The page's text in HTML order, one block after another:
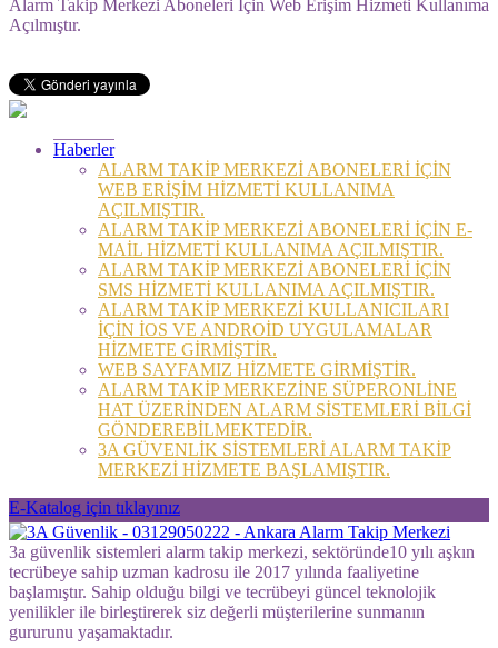
Alarm Takip Merkezi Aboneleri İçin Web Erişim Hizmeti Kullanıma
Açılmıştır.
Haberler
ALARM TAKİP MERKEZİ ABONELERİ İÇİN
WEB ERİŞİM HİZMETİ KULLANIMA
AÇILMIŞTIR.
ALARM TAKİP MERKEZİ ABONELERİ İÇİN E-
MAİL HİZMETİ KULLANIMA AÇILMIŞTIR.
ALARM TAKİP MERKEZİ ABONELERİ İÇİN
SMS HİZMETİ KULLANIMA AÇILMIŞTIR.
ALARM TAKİP MERKEZİ KULLANICILARI
İÇİN İOS VE ANDROİD UYGULAMALAR
HİZMETE GİRMİŞTİR.
WEB SAYFAMIZ HİZMETE GİRMİŞTİR.
ALARM TAKİP MERKEZİNE SÜPERONLİNE
HAT ÜZERİNDEN ALARM SİSTEMLERİ BİLGİ
GÖNDEREBİLMEKTEDİR.
3A GÜVENLİK SİSTEMLERİ ALARM TAKİP
MERKEZİ HİZMETE BAŞLAMIŞTIR.
E-Katalog için tıklayınız
3a güvenlik sistemleri alarm takip merkezi, sektöründe10 yılı aşkın
tecrübeye sahip uzman kadrosu ile 2017 yılında faaliyetine
başlamıştır. Sahip olduğu bilgi ve tecrübeyi güncel teknolojik
yenilikler ile birleştirerek siz değerli müşterilerine sunmanın
gururunu yaşamaktadır.